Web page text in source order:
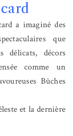
a imaginé des
que
délicats, décors
comme un
Bûches
et la dernière